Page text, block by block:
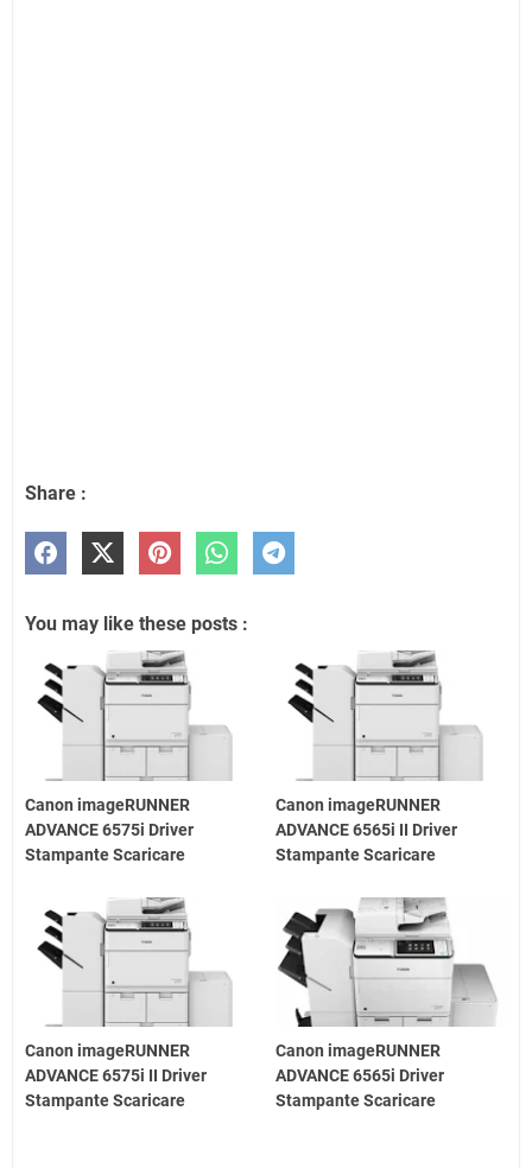
Share :
You may like these posts :
Canon imageRUNNER
ADVANCE 6575i Driver
Stampante Scaricare
Canon imageRUNNER
ADVANCE 6565i II Driver
Stampante Scaricare
Canon imageRUNNER
ADVANCE 6575i II Driver
Stampante Scaricare
Canon imageRUNNER
ADVANCE 6565i Driver
Stampante Scaricare